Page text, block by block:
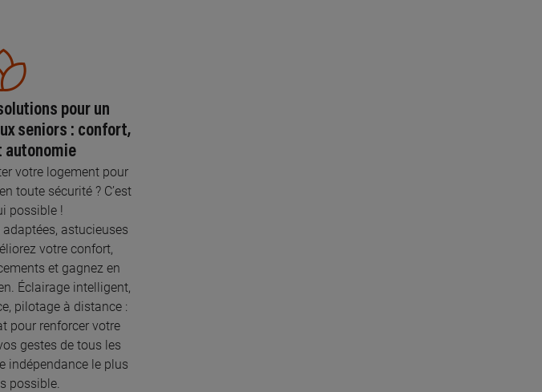
pour un
seniors : confort,
autonomie
votre logement pour
toute sécurité ? C’est
possible !
astucieuses
votre confort,
et gagnez en
Éclairage intelligent,
pilotage à distance :
pour renforcer votre
gestes de tous les
indépendance le plus
possible.